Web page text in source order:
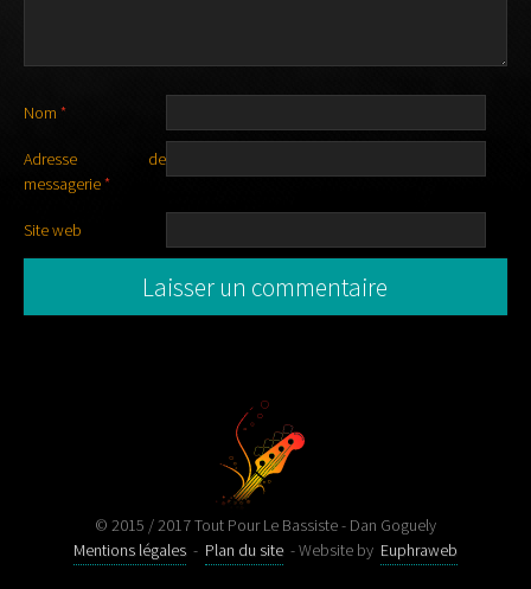
Nom *
Adresse de
messagerie*
Site web
© 2015 / 2017 Tout Pour Le Bassiste - Dan Goguely
Mentions légales - Plan du site - Website by Euphraweb